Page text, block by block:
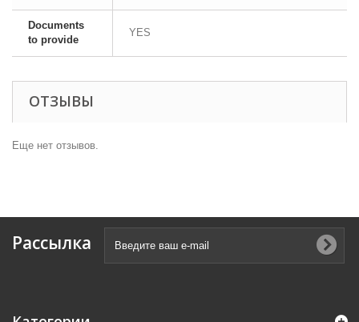
Documents
to provide
YES
ОТЗЫВЫ
Еще нет отзывов.
Рассылка